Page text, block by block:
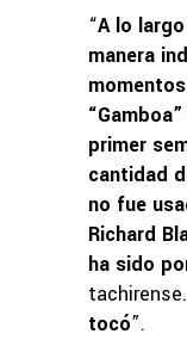
“A lo
manera
primer
cantidad
no fue
Richard
ha sido
tocó”.